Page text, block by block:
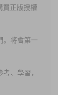
買正版授權
。将會第一
、學習，